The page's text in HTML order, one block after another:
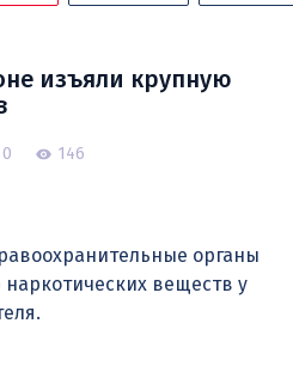
изъяли крупную
0 146
органы
веществ у